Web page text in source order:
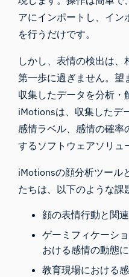
アにインポートし、イン
を行うだけです。
しかし、表情の検出は
第一歩に過ぎません。望
収集したデータを分析・
iMotionsは、収集したデ
感情ラベル、感情の確率
するソフトウェアソリュ
iMotionsの顔分析ツール
たちは、以下のような課
顔の表情行動と関
ゲーミフィケーシ
おける感情の動態
教育現場における